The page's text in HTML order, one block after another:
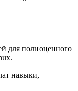
для полноценного
навыки,